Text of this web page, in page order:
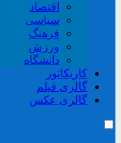
اقتصاد
سیاسی
فرهنگ
ورزش
دانشگاه
کاریکاتور
گالری فیلم
گالری عکس